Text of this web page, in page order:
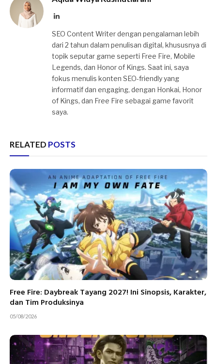
LinkedIn
SEO Content Writer dengan pengalaman lebih
dari 2 tahun dalam penulisan digital, khususnya di
topik seputar game seperti Free Fire, Mobile
Legends, dan Honor of Kings. Saat ini, saya
fokus menulis konten SEO-friendly yang
informatif dan engaging, dengan Honkai, Honor
of Kings, dan Free Fire sebagai game favorit
saya.
RELATED POSTS
Free Fire: Daybreak Tayang 2027! Ini Sinopsis, Karakter,
dan Tim Produksinya
05/08/2026